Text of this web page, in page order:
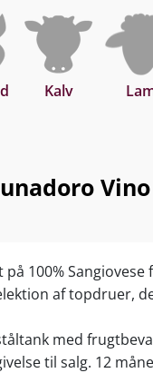
Kalv
100%
af topdruer,
med
til salg. 12